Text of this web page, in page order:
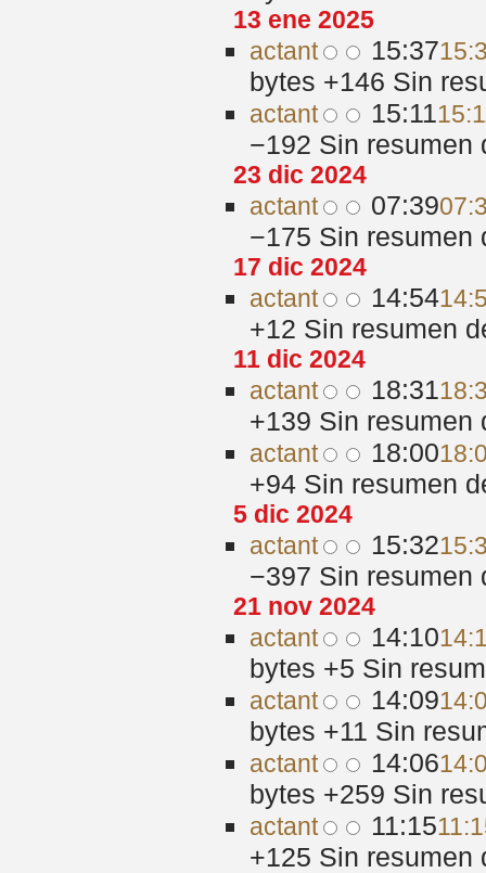
13 ene 2025
actant 15:37
bytes +146 Sin
actant 15:11
−192 Sin resumen
23 dic 2024
actant 07:39
−175 Sin resumen
17 dic 2024
actant 14:54
+12 Sin resumen
11 dic 2024
actant 18:31
+139 Sin resumen
actant 18:00
+94 Sin resumen
5 dic 2024
actant 15:32
−397 Sin resumen
21 nov 2024
actant 14:10
bytes +5 Sin
actant 14:09
bytes +11 Sin
actant 14:06
bytes +259 Sin
actant 11:15
+125 Sin resumen